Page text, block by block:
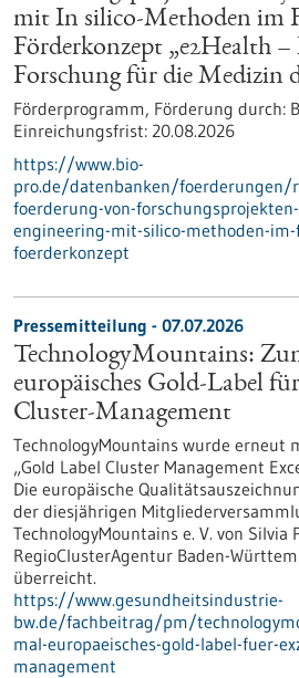
mit In silico-Methoden im
Förderkonzept „e2Health
Forschung für die Medizin
Förderprogramm, Förderung durch:
Einreichungsfrist: 20.08.2026
https://www.bio-
pro.de/datenbanken/foerderungen/
foerderung-von-
engineering-mit-silico-methoden-
foerderkonzept
Pressemitteilung - 07.07.2026
TechnologyMountains:
europäisches Gold-Label
Cluster-Management
TechnologyMountains wurde erneut
„Gold Label Cluster Management
Die europäische
der diesjährigen
TechnologyMountains e. V. von Silvia
RegioClusterAgentur Baden-
überreicht.
https://www.gesundheitsindustrie-
bw.de/fachbeitrag/pm/
mal-europaeisches-gold-label-fuer-
management